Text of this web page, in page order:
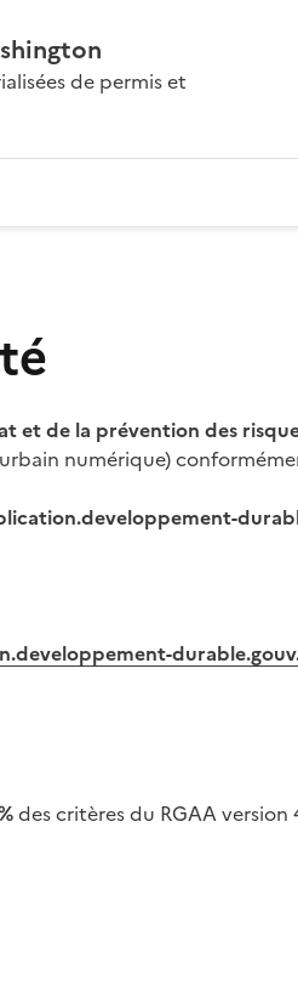
de permis et
et de la prévention des
numérique)
des critères du RGAA version